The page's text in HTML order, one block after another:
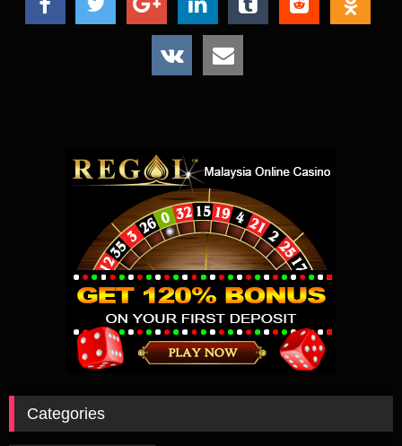
祖耶娃 Olya Zueva 饰）照亮了他的生活，少年球队的教练（弗
拉基米尔·伊利因 Vladimir Ilin 饰）也给他带来了眼前一亮的训练
方法。在了解了球员们的真实状况后，尤里决心重新以主教练的
身份一雪前耻，等待他们的是困难重重的比赛，和物力、人力的
Categories